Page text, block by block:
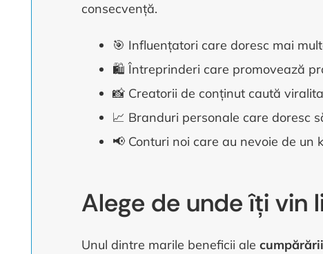
consecvență.
🎯 Influențatori care doresc mai
🛍️ Întreprinderi care promovează
📸 Creatorii de conținut caută
📈 Branduri personale care doresc
📢 Conturi noi care au nevoie de un
Alege de unde îți vin
Unul dintre marile beneficii ale